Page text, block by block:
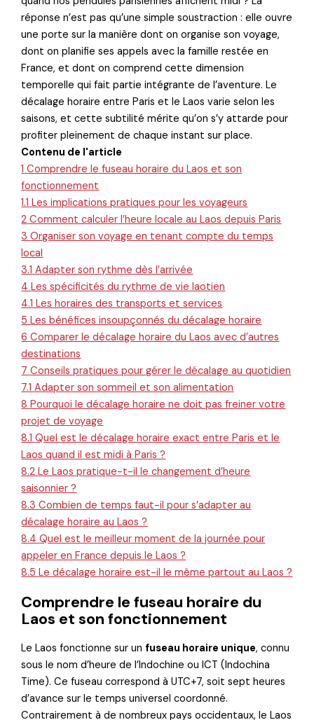
réponse n’est pas qu’une simple soustraction : elle ouvre
une porte sur la manière dont on organise son voyage,
dont on planifie ses appels avec la famille restée en
France, et dont on comprend cette dimension
temporelle qui fait partie intégrante de l’aventure. Le
décalage horaire entre Paris et le Laos varie selon les
saisons, et cette subtilité mérite qu’on s’y attarde pour
profiter pleinement de chaque instant sur place.
Contenu de l'article
1 Comprendre le fuseau horaire du Laos et son
fonctionnement
1.1 Les implications pratiques pour les voyageurs
2 Comment calculer l’heure locale au Laos depuis Paris
3 Organiser son voyage en tenant compte du temps
local
3.1 Adapter son rythme dès l’arrivée
4 Les spécificités du rythme de vie laotien
4.1 Les horaires des transports et services
5 Les bénéfices insoupçonnés du décalage horaire
6 Comparer le décalage horaire du Laos avec d’autres
destinations
7 Conseils pratiques pour gérer le décalage au quotidien
7.1 Adapter son sommeil et son alimentation
8 Pourquoi le décalage horaire ne doit pas freiner votre
projet de voyage
8.1 Quel est le décalage horaire exact entre Paris et le
Laos quand il est midi à Paris ?
8.2 Le Laos pratique-t-il le changement d’heure
saisonnier ?
8.3 Combien de temps faut-il pour s’adapter au
décalage horaire au Laos ?
8.4 Quel est le meilleur moment de la journée pour
appeler en France depuis le Laos ?
8.5 Le décalage horaire est-il le même partout au Laos ?
Comprendre le fuseau horaire du
Laos et son fonctionnement
Le Laos fonctionne sur un fuseau horaire unique, connu
sous le nom d’heure de l’Indochine ou ICT (Indochina
Time). Ce fuseau correspond à UTC+7, soit sept heures
d’avance sur le temps universel coordonné.
Contrairement à de nombreux pays occidentaux, le Laos